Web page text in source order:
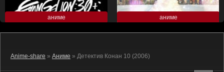
аниме аниме
Anime-share » Аниме » Детектив Конан 10 (2006)